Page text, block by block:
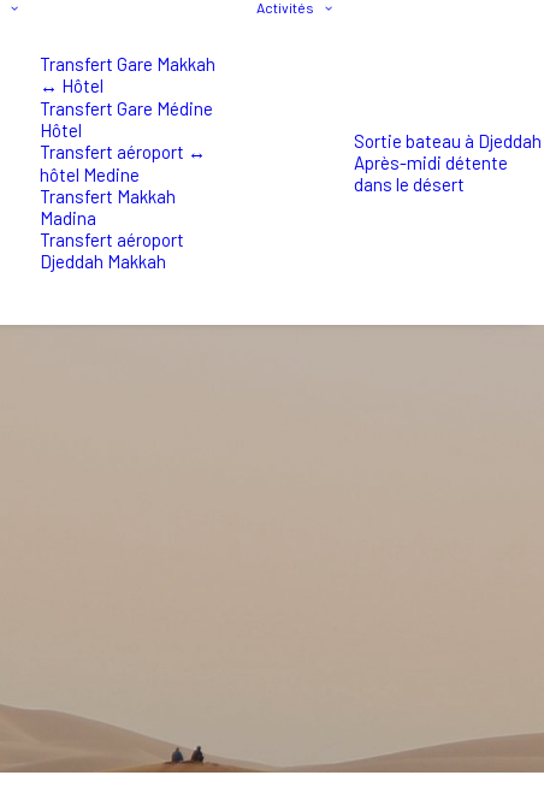
Transfert Gare Makkah
↔ Hôtel
Transfert Gare Médine
Hôtel
Transfert aéroport ↔
hôtel Medine
Transfert Makkah
Madina
Transfert aéroport
Djeddah Makkah
Activités
Sortie bateau à Djeddah
Après-midi détente
dans le désert